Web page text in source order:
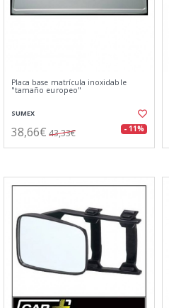
Placa base matrícula inoxidable
"tamaño europeo"
SUMEX
38,66€ 43,33€ - 11%